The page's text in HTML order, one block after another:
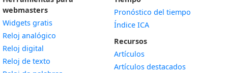
webmasters
Widgets gratis
Reloj analógico
Reloj digital
Reloj de texto
Pronóstico del tiempo
Índice ICA
Recursos
Artículos
Artículos destacados